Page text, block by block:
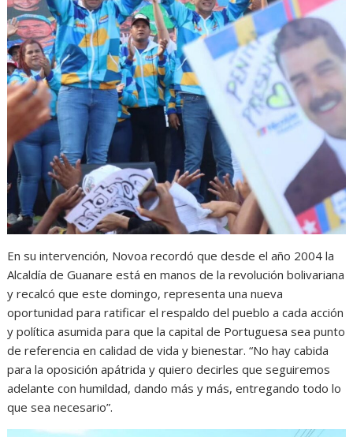
En su intervención, Novoa recordó que desde el año 2004 la
Alcaldía de Guanare está en manos de la revolución bolivariana
y recalcó que este domingo, representa una nueva
oportunidad para ratificar el respaldo del pueblo a cada acción
y política asumida para que la capital de Portuguesa sea punto
de referencia en calidad de vida y bienestar. “No hay cabida
para la oposición apátrida y quiero decirles que seguiremos
adelante con humildad, dando más y más, entregando todo lo
que sea necesario”.